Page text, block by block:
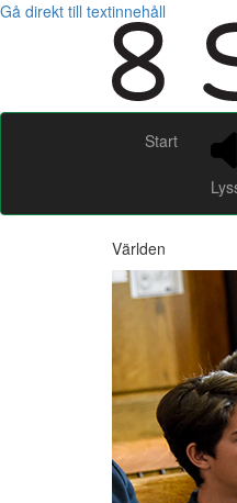
Gå direkt till textinnehåll
Start
Världen